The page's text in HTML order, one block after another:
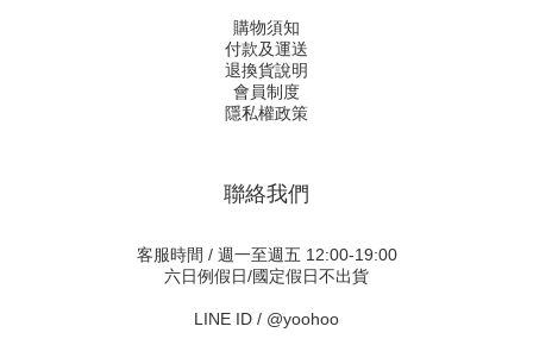
購物須知
付款及運送
退換貨說明
會員制度
隱私權政策
聯絡我們
客服時間 / 週一至週五 12:00-19:00
六日例假日/國定假日不出貨
LINE ID / @yoohoo